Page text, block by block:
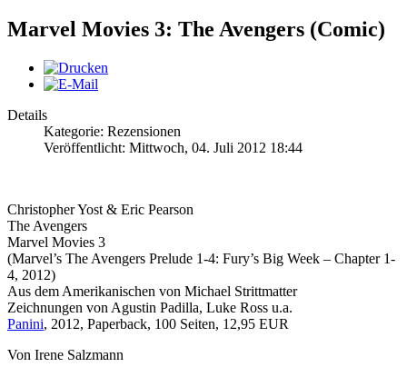
Marvel Movies 3: The Avengers (Comic)
Details
Kategorie: Rezensionen
Veröffentlicht: Mittwoch, 04. Juli 2012 18:44
Christopher Yost & Eric Pearson
The Avengers
Marvel Movies 3
(Marvel’s The Avengers Prelude 1-4: Fury’s Big Week – Chapter 1-
4, 2012)
Aus dem Amerikanischen von Michael Strittmatter
Zeichnungen von Agustin Padilla, Luke Ross u.a.
Panini, 2012, Paperback, 100 Seiten, 12,95 EUR
Von Irene Salzmann